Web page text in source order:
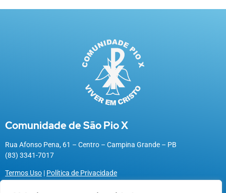
Comunidade de São Pio X
Rua Afonso Pena, 61 – Centro – Campina Grande – PB
(83) 3341-7017
Termos Uso | Política de Privacidade